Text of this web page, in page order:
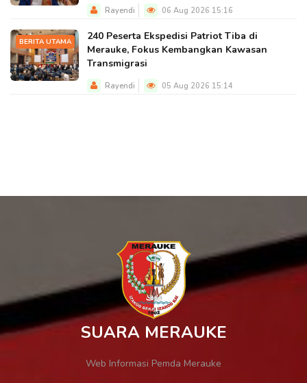
Rayendi 06 Aug 2026 15:16
BERITA UTAMA
240 Peserta Ekspedisi Patriot Tiba di
Merauke, Fokus Kembangkan Kawasan
Transmigrasi
Rayendi 05 Aug 2026 15:14
SUARA MERAUKE
Web Informasi Pemda Merauke